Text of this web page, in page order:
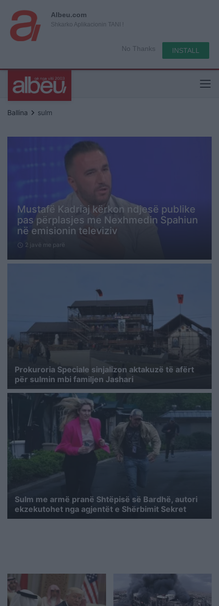
Albeu.com
Shkarko Aplikacionin TANI !
No Thanks INSTALL
Ballina keyboard_arrow_right sulm
Mustafë Kadriaj kërkon ndjesë publike
pas përplasjes me Nexhmedin Spahiun
në emisionin televiziv
schedule 2 javë me parë
Prokuroria Speciale sinjalizon aktakuzë të afërt
për sulmin mbi familjen Jashari
Sulm me armë pranë Shtëpisë së Bardhë, autori
ekzekutohet nga agjentët e Shërbimit Sekret